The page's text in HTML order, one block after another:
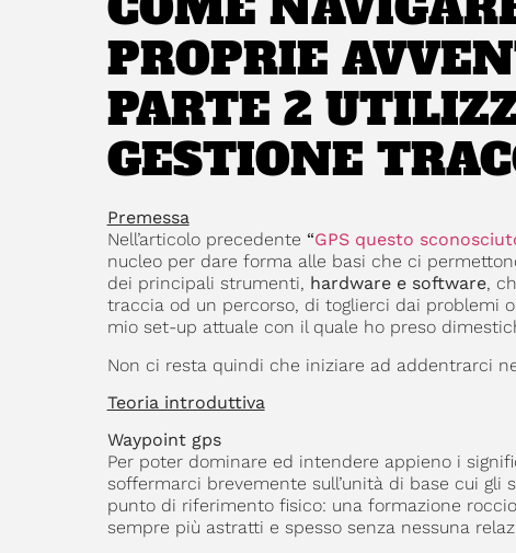
PROPRIE
PARTE 2
GESTIONE
Premessa
Nell’articolo precedente “GPS questo
nucleo per dare forma alle basi che ci
dei principali strumenti, hardware e software,
traccia od un percorso, di toglierci dai problemi
mio set-up attuale con il quale ho preso
Non ci resta quindi che iniziare ad addentrarci
Teoria introduttiva
Waypoint gps
Per poter dominare ed intendere appieno i
soffermarci brevemente sull’unità di base cui gli
punto di riferimento fisico: una formazione
sempre più astratti e spesso senza nessuna